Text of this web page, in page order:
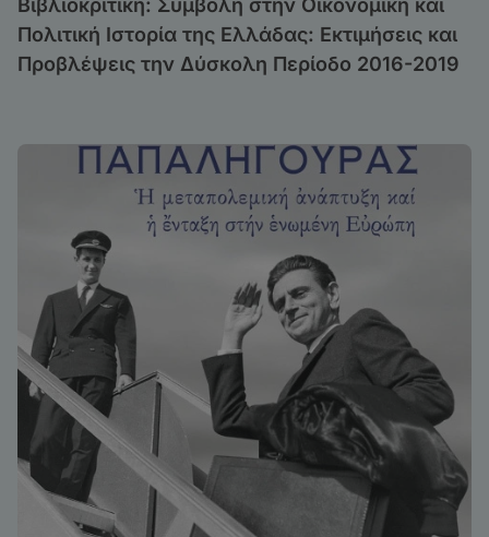
Βιβλιοκριτική: Συμβολή στην Οικονομική και
Πολιτική Ιστορία της Ελλάδας: Εκτιμήσεις και
Προβλέψεις την Δύσκολη Περίοδο 2016-2019